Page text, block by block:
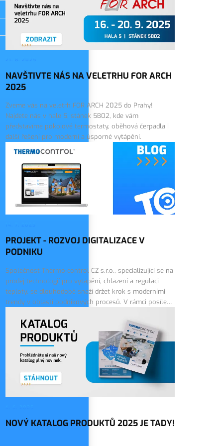
21. 8. 2025
NAVŠTIVTE NÁS NA VELETRHU FOR ARCH
2025
Zveme vás na veletrh FOR ARCH 2025 do Prahy!
Najdete nás v hale 5, stánek 5B02, kde vám
představíme pokojové termostaty, oběhová čerpadla i
další řešení pro moderní a úsporné vytápění.
14. 7. 2025
PROJEKT - ROZVOJ DIGITALIZACE V
PODNIKU
Společnost Thermo-control CZ s.r.o., specializující se na
prodej technologií pro vytápění, chlazení a regulaci
teploty, se dlouhodobě snaží držet krok s moderními
trendy v oblasti podnikových procesů. V rámci posílení
NOVÝ KATALOG PRODUKTŮ 2025 JE TADY!